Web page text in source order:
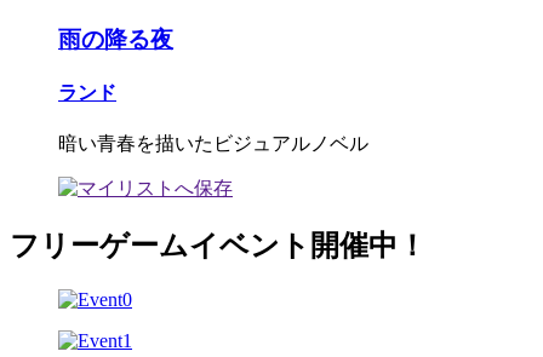
雨の降る夜
ランド
暗い青春を描いたビジュアルノベル
フリーゲームイベント開催中！